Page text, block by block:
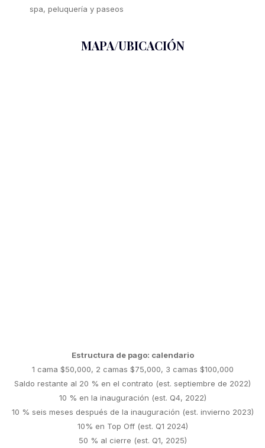
spa, peluquería y paseos
MAPA/UBICACIÓN
Estructura de pago: calendario
1 cama $50,000, 2 camas $75,000, 3 camas $100,000
Saldo restante al 20 % en el contrato (est. septiembre de 2022)
10 % en la inauguración (est. Q4, 2022)
10 % seis meses después de la inauguración (est. invierno 2023)
10% en Top Off (est. Q1 2024)
50 % al cierre (est. Q1, 2025)